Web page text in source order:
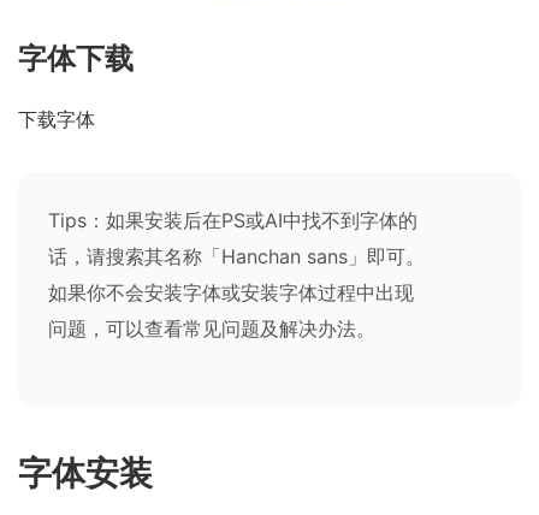
字体下载
下载字体
Tips：如果安装后在PS或AI中找不到字体的
话，请搜索其名称「Hanchan sans」即可。
如果你不会安装字体或安装字体过程中出现
问题，可以查看常见问题及解决办法。
字体安装